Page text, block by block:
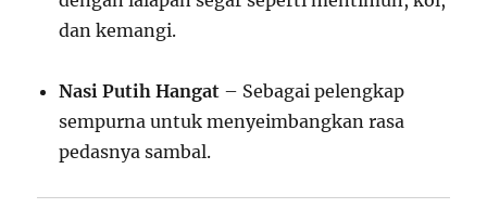
dan kemangi.
Nasi Putih Hangat – Sebagai pelengkap
sempurna untuk menyeimbangkan rasa
pedasnya sambal.